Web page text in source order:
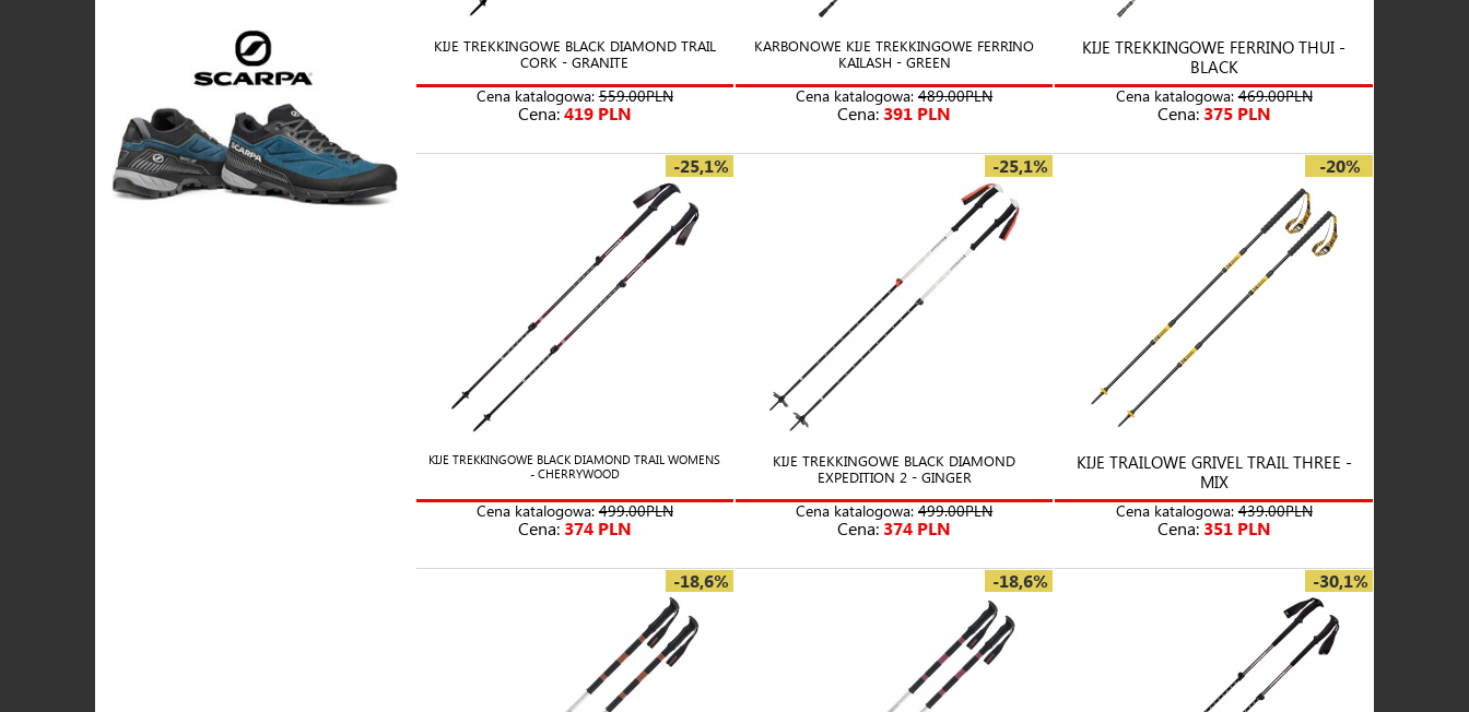
KIJE TREKKINGOWE BLACK DIAMOND TRAIL
CORK - GRANITE
Cena katalogowa:559.00PLN
Cena:419 PLN
KARBONOWE KIJE TREKKINGOWE FERRINO
KAILASH - GREEN
Cena katalogowa:489.00PLN
Cena: 391 PLN
KIJE TREKKINGOWE FERRINO THUI -
BLACK
Cena katalogowa:469.00PLN
Cena: 375 PLN
-25,1%
KIJE TREKKINGOWE BLACK DIAMOND TRAIL WOMENS
- CHERRYWOOD
Cena katalogowa:499.00PLN
Cena: 374 PLN
-25,1%
KIJE TREKKINGOWE BLACK DIAMOND
EXPEDITION 2 - GINGER
Cena katalogowa:499.00PLN
Cena: 374 PLN
-20%
KIJE TRAILOWE GRIVEL TRAIL THREE -
MIX
Cena katalogowa:439.00PLN
Cena: 351 PLN
-18,6% -18,6% -30,1%